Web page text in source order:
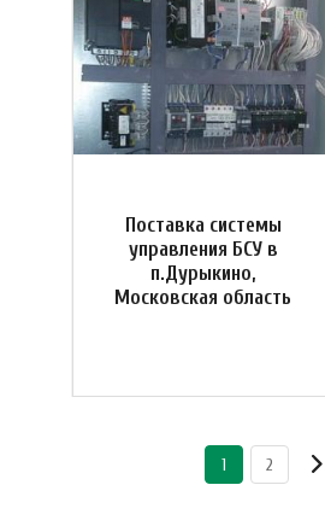
Поставка системы
управления БСУ в
п.Дурыкино,
Московская область
1 2